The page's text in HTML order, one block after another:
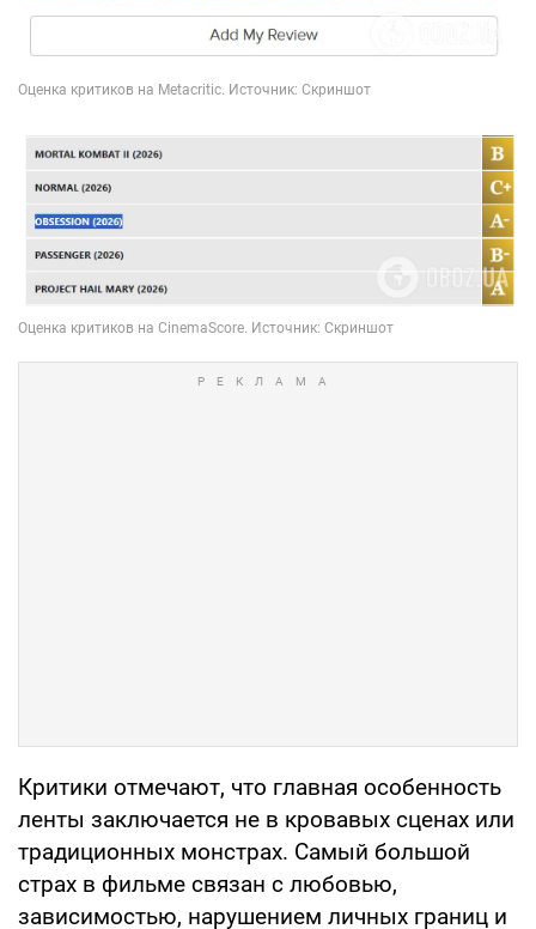
Критики отмечают, что главная особенность
ленты заключается не в кровавых сценах или
традиционных монстрах. Самый большой
страх в фильме связан с любовью,
зависимостью, нарушением личных границ и